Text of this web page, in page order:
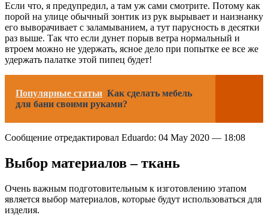
Если что, я предупредил, а там уж сами смотрите. Потому как
порой на улице обычный зонтик из рук вырывает и наизнанку
его выворачивает с заламыванием, а тут парусность в десятки
раз выше. Так что если дунет порыв ветра нормальный и
втроем можно не удержать, ясное дело при попытке ее все же
удержать палатке этой пипец будет!
Популярные статьи Как сделать мебель
для бани своими руками?
Сообщение отредактировал Eduardo: 04 May 2020 — 18:08
Выбор материалов – ткань
Очень важным подготовительным к изготовлению этапом
является выбор материалов, которые будут использоваться для
изделия.